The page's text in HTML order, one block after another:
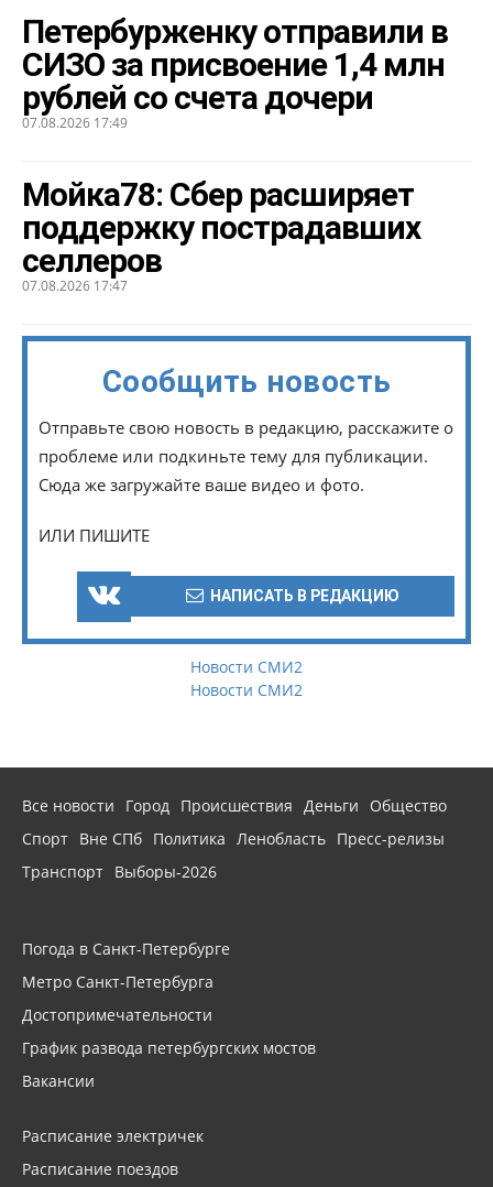
Петербурженку отправили в
СИЗО за присвоение 1,4 млн
рублей со счета дочери
07.08.2026 17:49
Мойка78: Сбер расширяет
поддержку пострадавших
селлеров
07.08.2026 17:47
Сообщить новость
Отправьте свою новость в редакцию, расскажите о
проблеме или подкиньте тему для публикации.
Сюда же загружайте ваше видео и фото.
ИЛИ ПИШИТЕ
НАПИСАТЬ В РЕДАКЦИЮ
Новости СМИ2
Новости СМИ2
Все новости Город Происшествия Деньги
Общество
Спорт Вне СПб Политика Ленобласть Пресс-релизы
Транспорт Выборы-2026
Погода в Санкт-Петербурге
Метро Санкт-Петербурга
Достопримечательности
График развода петербургских мостов
Вакансии
Расписание электричек
Расписание поездов